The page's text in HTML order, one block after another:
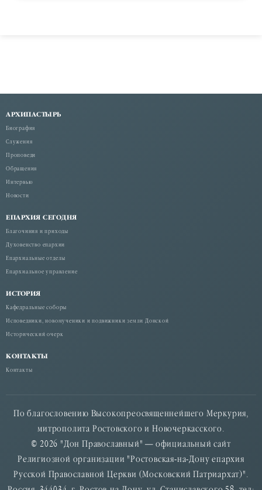
АРХИПАСТЫРЬ
Биография
Служения
Проповеди
Обращения
Интервью
Новости
ЕПАРХИЯ СЕГОДНЯ
Благочиния и приходы
Духовенство епархии
Епархиальные отделы
Епархиальное управление
ИСТОРИЯ
Кафедральные соборы
Исповедники, новомученики и подвижники земли Донской
Исторический очерк
КОНТАКТЫ
Контакты
По благословению Высокопреосвященнейшего Меркурия,
митрополита Ростовского и Новочеркасского.
© 2026 "Дон Православный" — официальный сайт
Религиозной организации "Ростовская-на-Дону епархия
Русской Православной Церкви (Московский Патриархат)".